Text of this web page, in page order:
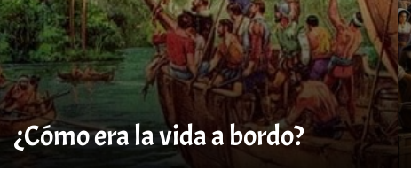
¿Cómo era la vida a bordo?